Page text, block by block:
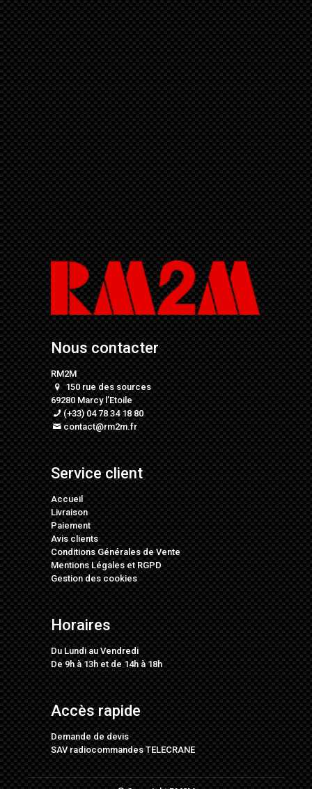
Nous contacter
RM2M
150 rue des sources
69280 Marcy l’Etoile
(+33) 04 78 34 18 80
contact@rm2m.fr
Service client
Accueil
Livraison
Paiement
Avis clients
Conditions Générales de Vente
Mentions LégalesetRGPD
Gestion des cookies
Horaires
Du Lundi au Vendredi
De 9h à 13h et de 14h à 18h
Accès rapide
Demande de devis
SAV radiocommandes TELECRANE